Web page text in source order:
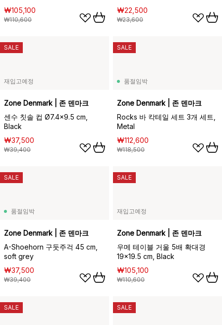
₩105,100
₩110,600
₩22,500
₩23,600
재입고예정
Zone Denmark | 존 덴마크
센수 칫솔 컵 Ø7.4x9.5 cm,
Black
₩37,500
₩39,400
SALE
품절임박
Zone Denmark | 존 덴마크
Rocks 바 칵테일 세트 3개 세트,
Metal
₩112,600
₩118,500
SALE
품절임박
Zone Denmark | 존 덴마크
A-Shoehorn 구둣주걱 45 cm,
soft grey
₩37,500
₩39,400
SALE
재입고예정
Zone Denmark | 존 덴마크
우메 테이블 거울 5배 확대경
19x19.5 cm, Black
₩105,100
₩110,600
SALE
SALE SALE